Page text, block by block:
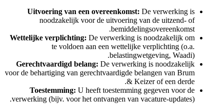
Uitvoering van een overeenkomst: De verwerking is
noodzakelijk voor de uitvoering van de uitzend- of
bemiddelingsovereenkomst.
Wettelijke verplichting: De verwerking is noodzakelijk om
te voldoen aan een wettelijke verplichting (o.a.
belastingwetgeving, Waadi).
Gerechtvaardigd belang: De verwerking is noodzakelijk
voor de behartiging van gerechtvaardigde belangen van Brum
& Keizer of een derde.
Toestemming: U heeft toestemming gegeven voor de
verwerking (bijv. voor het ontvangen van vacature-updates).